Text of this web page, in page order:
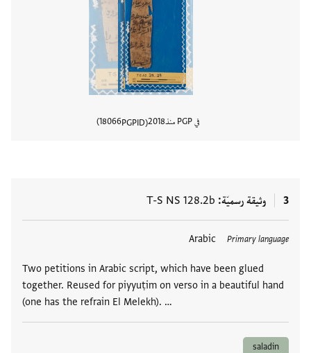
في PGP منذ 2018
PGPID
18066
3 وثيقة رسميّة T-S NS 128.2b
Primary language
Arabic
Two petitions in Arabic script, which have been glued
together. Reused for piyyuṭim on verso in a beautiful hand
(one has the refrain El Melekh). …
العلامات
saladin